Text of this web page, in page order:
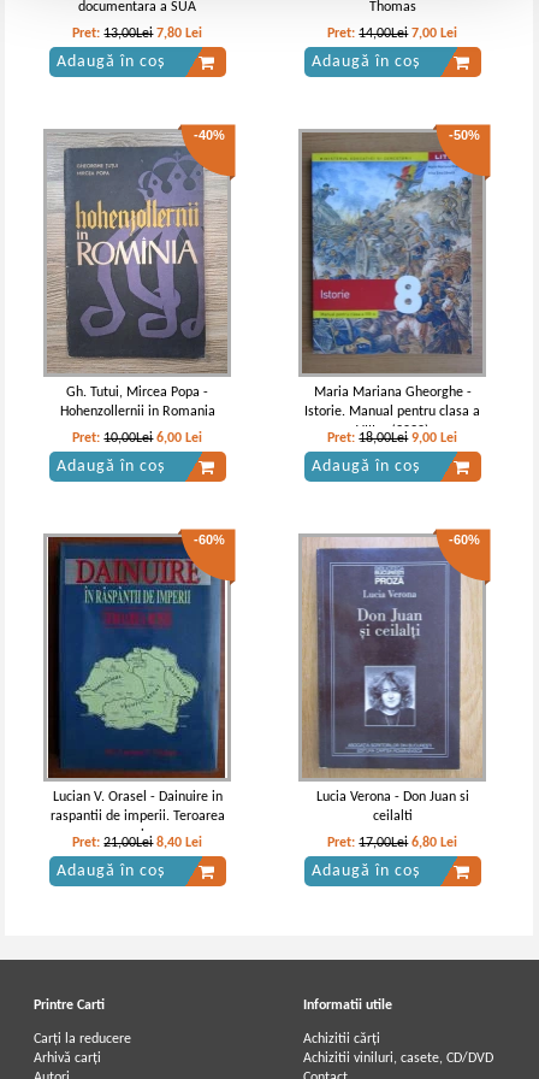
documentara a SUA
Pret:13,00Lei 7,80 Lei
Adaugă în coș
Thomas
Pret:14,00Lei 7,00 Lei
Adaugă în coș
-40%
Gh. Tutui, Mircea Popa -
Hohenzollernii in Romania
Pret:10,00Lei 6,00 Lei
Adaugă în coș
-50%
Maria Mariana Gheorghe -
Istorie. Manual pentru clasa a
VIII-a (2020)
Pret:18,00Lei 9,00 Lei
Adaugă în coș
-60%
Lucian V. Orasel - Dainuire in
raspantii de imperii. Teroarea
rosie
Pret:21,00Lei 8,40 Lei
Adaugă în coș
-60%
Lucia Verona - Don Juan si
ceilalti
Pret:17,00Lei 6,80 Lei
Adaugă în coș
Printre Carti
Carți la reducere
Arhivă carți
Informatii utile
Achizitii cărți
Achizitii viniluri, casete, CD/DVD